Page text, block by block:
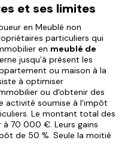
et ses limites
en Meublé non
particuliers qui
en meublé de
jusqu'à présent les
ou maison à la
à optimiser
ou d'obtenir des
activité soumise à l'impôt
Le montant total des
à 70 000 €. Leurs gains
de 50 %. Seule la moitié